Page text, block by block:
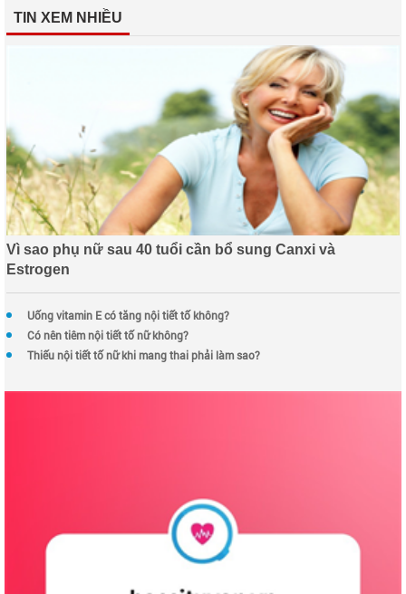
TIN XEM NHIỀU
Vì sao phụ nữ sau 40 tuổi cần bổ sung Canxi và
Estrogen
Uống vitamin E có tăng nội tiết tố không?
Có nên tiêm nội tiết tố nữ không?
Thiếu nội tiết tố nữ khi mang thai phải làm sao?